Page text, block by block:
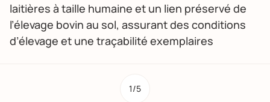
laitières à taille humaine et un lien préservé de
l’élevage bovin au sol, assurant des conditions
d’élevage et une traçabilité exemplaires
1/5